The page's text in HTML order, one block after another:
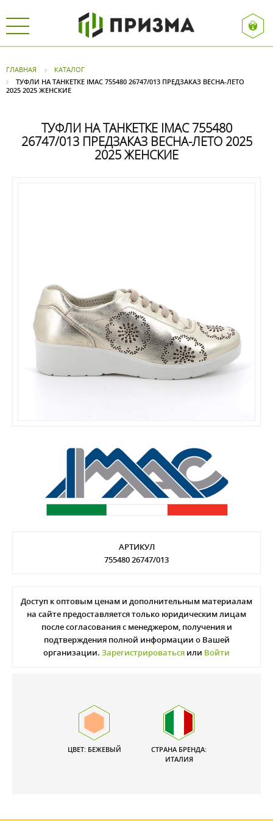
ГЛАВНАЯ
КАТАЛОГ
ТУФЛИ НА ТАНКЕТКЕ IMAC 755480 26747/013 ПРЕДЗАКАЗ ВЕСНА-ЛЕТО
2025 2025 ЖЕНСКИЕ
ТУФЛИ НА ТАНКЕТКЕ IMAC 755480
26747/013 ПРЕДЗАКАЗ ВЕСНА-ЛЕТО 2025
2025 ЖЕНСКИЕ
АРТИКУЛ
755480 26747/013
Доступ к оптовым ценам и дополнительным материалам
на сайте предоставляется только юридическим лицам
после согласования с менеджером, получения и
подтверждения полной информации о Вашей
организации. Зарегистрироваться или Войти
ЦВЕТ: БЕЖЕВЫЙ
СТРАНА БРЕНДА:
ИТАЛИЯ